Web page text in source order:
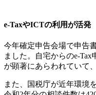
e-TaxやICTの利用が活発
今年確定申告会場で申告
ました。自宅からのe-
が顕著にあらわれていて
また、国税庁が近年環境